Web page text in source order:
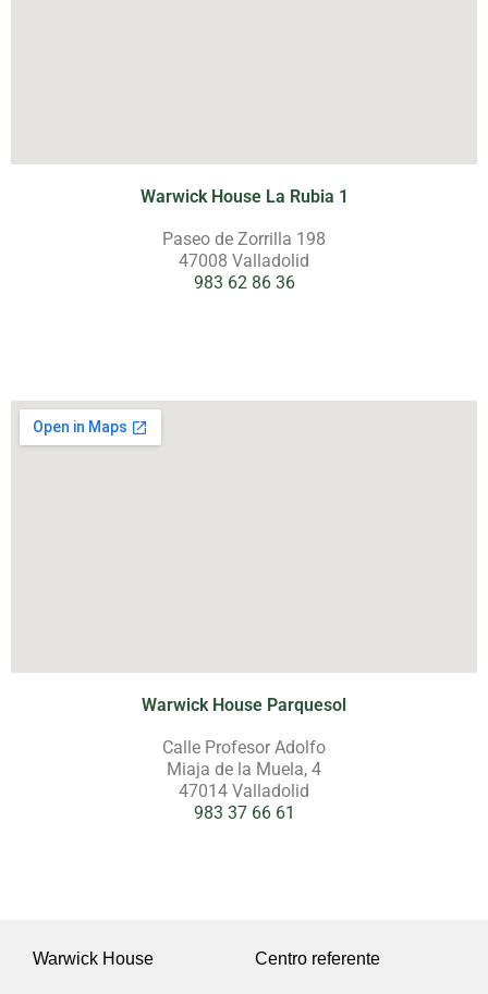
Warwick House La Rubia 1
Paseo de Zorrilla 198
47008 Valladolid
983 62 86 36
Warwick House Parquesol
Calle Profesor Adolfo
Miaja de la Muela, 4
47014 Valladolid
983 37 66 61
Warwick House Centro referente